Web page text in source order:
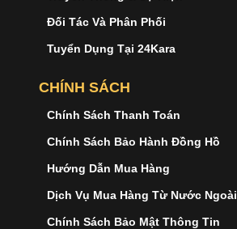
Đối Tác Và Phân Phối
Tuyển Dụng Tại 24Kara
CHÍNH SÁCH
Chính Sách Thanh Toán
Chính Sách Bảo Hành Đồng Hồ
Hướng Dẫn Mua Hàng
Dịch Vụ Mua Hàng Từ Nước Ngoài
Chính Sách Bảo Mật Thông Tin